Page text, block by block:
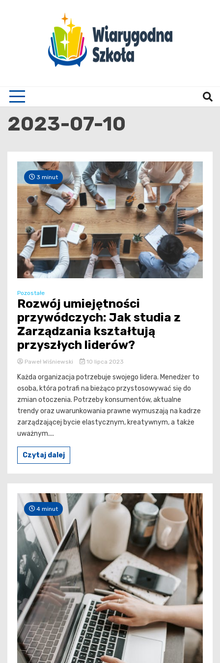
2023-07-10
3 minut
Pozostałe
Rozwój umiejętności
przywódczych: Jak studia z
Zarządzania kształtują
przyszłych liderów?
Paweł Wiśniewski 10 lipca 2023
Każda organizacja potrzebuje swojego lidera. Menedżer to
osoba, która potrafi na bieżąco przystosowywać się do
zmian otoczenia. Potrzeby konsumentów, aktualne
trendy oraz uwarunkowania prawne wymuszają na kadrze
zarządzającej bycie elastycznym, kreatywnym, a także
uważnym....
Czytaj dalej
4 minut